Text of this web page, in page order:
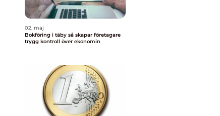
02. maj
Bokföring i täby så skapar företagare
trygg kontroll över ekonomin